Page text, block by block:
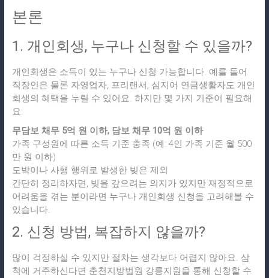
본론
1. 개인회생, 누구나 신청할 수 있을까?
개인회생은 소득이 있는 누구나 신청 가능합니다. 예를 들어
직장인은 물론 자영업자, 프리랜서, 심지어 연금생활자도 개인
회생의 혜택을 누릴 수 있어요. 하지만 몇 가지 기준이 필요해
요:
무담보 채무 5억 원 이하, 담보 채무 10억 원 이하
가족 구성원에 따른 소득 기준 충족 (예: 4인 가족 기준 월 500
만 원 이하)
도박이나 사행 행위로 발생한 빚은 제외
간단히 정리하자면, 빚을 갚으려는 의지가 있지만 재정적으로
어려움을 겪는 분이라면 누구나 개인회생 신청을 고려해볼 수
있습니다.
2. 신청 방법, 복잡하지 않을까?
많이 걱정하실 수 있지만 절차는 생각보다 어렵지 않아요. 삼
척에 거주하신다면 춘천지방법원 강릉지원을 통해 신청할 수